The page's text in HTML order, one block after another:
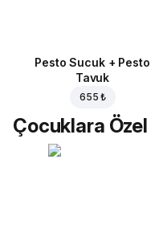
Pesto Sucuk + Pesto
Tavuk
655 ₺
Çocuklara Özel